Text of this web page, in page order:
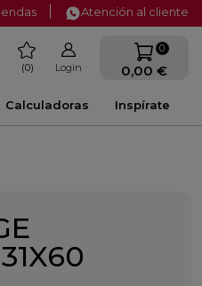
Atención al cliente
favorite
0 Login
0
0,00 €
Inspírate
Calculadoras